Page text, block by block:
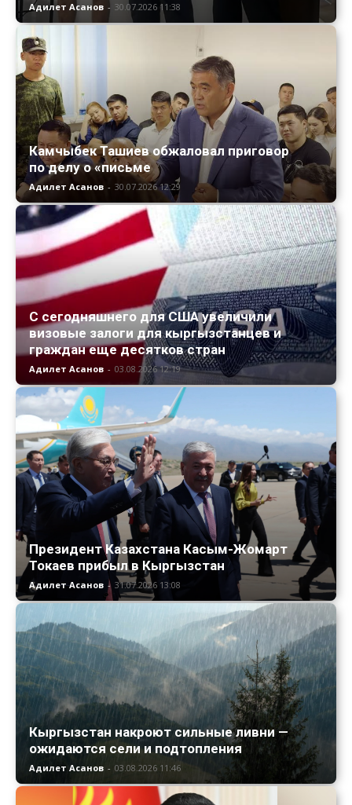
Адилет Асанов - 30.07.2026 11:38
Камчыбек Ташиев обжаловал приговор
по делу о «письме
Адилет Асанов - 30.07.2026 12:29
С сегодняшнего для США увеличили
визовые залоги для кыргызстанцев и
граждан еще десятков стран
Адилет Асанов - 03.08.2026 12:19
Президент Казахстана Касым-Жомарт
Токаев прибыл в Кыргызстан
Адилет Асанов - 31.07.2026 13:08
Кыргызстан накроют сильные ливни —
ожидаются сели и подтопления
Адилет Асанов - 03.08.2026 11:46